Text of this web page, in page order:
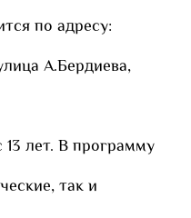
по адресу:
А.Бердиева,
лет. В программу
так и